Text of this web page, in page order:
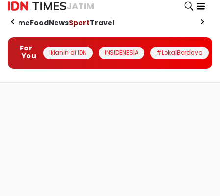
JATIM
HomeFoodNewsSportTravel
For
You
Iklanin di IDN INSIDENESIA #LokalBerdaya